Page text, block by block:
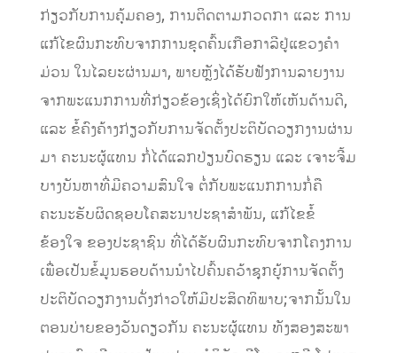
ກ່ຽວກັບການຄຸ້ມຄອງ, ການຕິດຕາມກວດກາ ແລະ ການ
ແກ້ໄຂຜົນກະທົບຈາກການຂຸດຄົ້ນເກືອກາລີຢູ່ແຂວງຄໍາ
ມ່ວນ ໃນໄລຍະຜ່ານມາ, ພາຍຫຼັງໄດ້ຮັບຟັງການລາຍງານ
ຈາກພະແນກການທີ່ກ່ຽວຂ້ອງເຊິ່ງໄດ້ຍົກໃຫ້ເຫັນດ້ານດີ,
ແລະ ຂໍ້ຄົງຄ້າງກ່ຽວກັບການຈັດຕັ້ງປະຕິບັດວຽກງານຜ່ານ
ມາ ຄະນະຜູ້ແທນ ກໍ່ໄດ້ແລກປ່ຽນບົດຮຽນ ແລະ ເຈາະຈີ້ມ
ບາງບັນຫາທີ່ມີຄວາມສົນໃຈ ຕໍ່ກັບພະແນກການກໍ່ຄື
ຄະນະຮັບຜິດຊອບໂຄສະນາປະຊາສຳພັນ, ແກ້ໄຂຂໍ້
ຂ້ອງໃຈ ຂອງປະຊາຊົນ ທີ່ໄດ້ຮັບຜົນກະທົບຈາກໂຄງການ
ເພື່ອເປັນຂໍ້ມູນຮອບດ້ານນຳໄປຄົ້ນຄວ້າຊຸກຍູ້ການຈັດຕັ້ງ
ປະຕິບັດວຽກງານດັ່ງກ່າວໃຫ້ມີປະສິດທິພາບ;ຈາກນັ້ນໃນ
ຕອນບ່າຍຂອງວັນດຽວກັນ ຄະນະຜູ້ແທນ ທັງສອງສະພາ